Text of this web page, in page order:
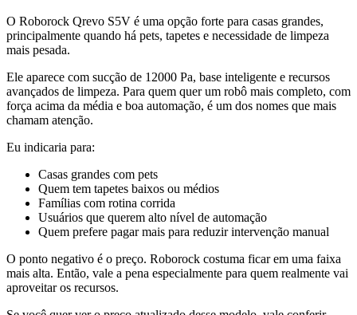
O Roborock Qrevo S5V é uma opção forte para casas grandes,
principalmente quando há pets, tapetes e necessidade de limpeza
mais pesada.
Ele aparece com sucção de 12000 Pa, base inteligente e recursos
avançados de limpeza. Para quem quer um robô mais completo, com
força acima da média e boa automação, é um dos nomes que mais
chamam atenção.
Eu indicaria para:
Casas grandes com pets
Quem tem tapetes baixos ou médios
Famílias com rotina corrida
Usuários que querem alto nível de automação
Quem prefere pagar mais para reduzir intervenção manual
O ponto negativo é o preço. Roborock costuma ficar em uma faixa
mais alta. Então, vale a pena especialmente para quem realmente vai
aproveitar os recursos.